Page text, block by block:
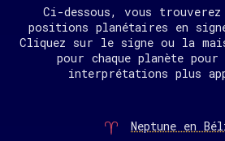
Ci-dessous, vous trouverez
positions planétaires en
Cliquez sur le signe ou la
pour chaque planète
interprétations plus
Neptune en